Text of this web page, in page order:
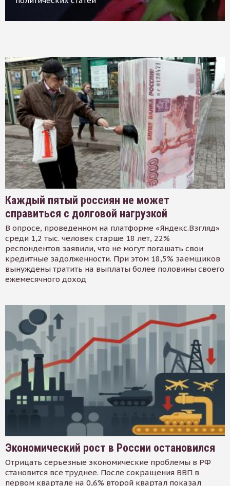
Каждый пятый россиян не может
справиться с долговой нагрузкой
В опросе, проведенном на платформе «Яндекс.Взгляд»
среди 1,2 тыс. человек старше 18 лет, 22%
респондентов заявили, что не могут погашать свои
кредитные задолженности. При этом 18,5% заемщиков
вынуждены тратить на выплаты более половины своего
ежемесячного доход
Экономический рост в России остановился
Отрицать серьезные экономические проблемы в РФ
становится все труднее. После сокращения ВВП в
первом квартале на 0,6% второй квартал показал